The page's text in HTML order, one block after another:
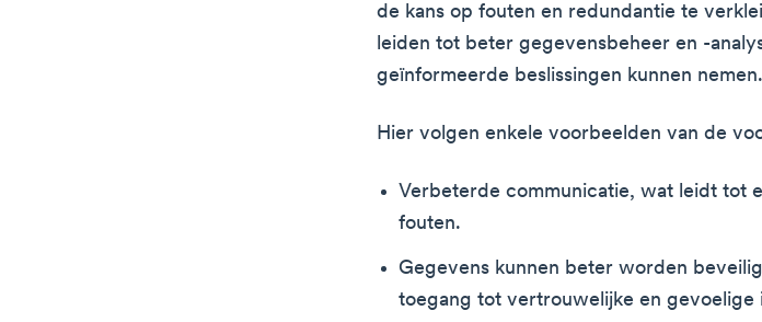
de kans op fouten en redundantie te
leiden tot beter gegevensbeheer en -
geïnformeerde beslissingen kunnen nemen.
Hier volgen enkele voorbeelden van de
Verbeterde communicatie, wat leidt tot
fouten.
Gegevens kunnen beter worden
toegang tot vertrouwelijke en